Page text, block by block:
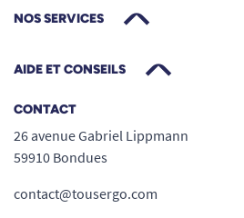
NOS SERVICES
AIDE ET CONSEILS
CONTACT
26 avenue Gabriel Lippmann
59910 Bondues
contact@tousergo.com